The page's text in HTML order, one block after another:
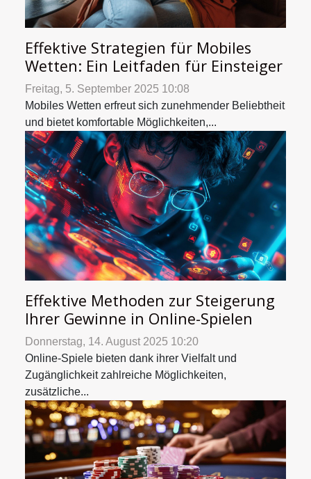
Effektive Strategien für Mobiles
Wetten: Ein Leitfaden für Einsteiger
Freitag, 5. September 2025 10:08
Mobiles Wetten erfreut sich zunehmender Beliebtheit
und bietet komfortable Möglichkeiten,...
Effektive Methoden zur Steigerung
Ihrer Gewinne in Online-Spielen
Donnerstag, 14. August 2025 10:20
Online-Spiele bieten dank ihrer Vielfalt und
Zugänglichkeit zahlreiche Möglichkeiten,
zusätzliche...